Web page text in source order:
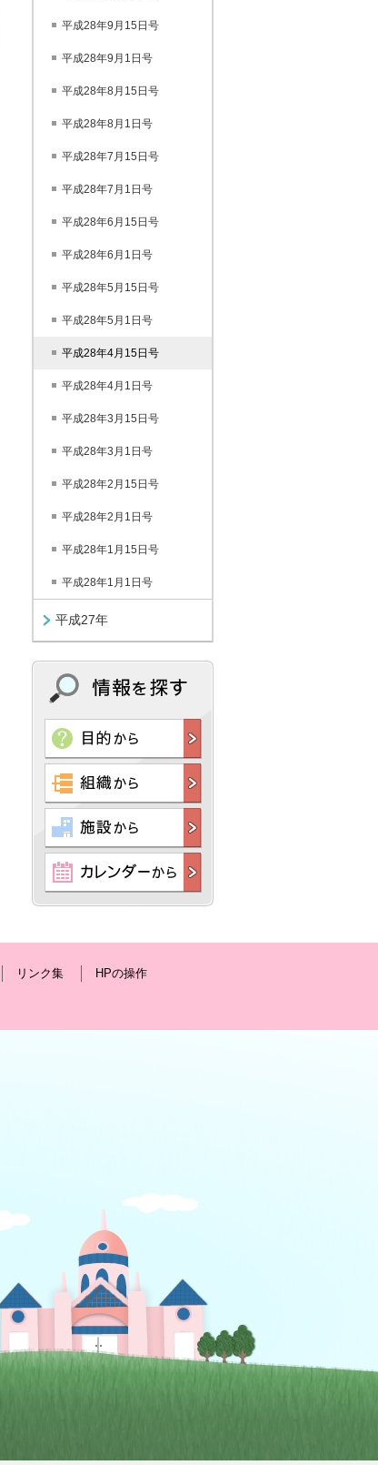
平成28年9月15日号
平成28年9月1日号
平成28年8月15日号
平成28年8月1日号
平成28年7月15日号
平成28年7月1日号
平成28年6月15日号
平成28年6月1日号
平成28年5月15日号
平成28年5月1日号
平成28年4月15日号
平成28年4月1日号
平成28年3月15日号
平成28年3月1日号
平成28年2月15日号
平成28年2月1日号
平成28年1月15日号
平成28年1月1日号
平成27年
リンク集
HPの操作